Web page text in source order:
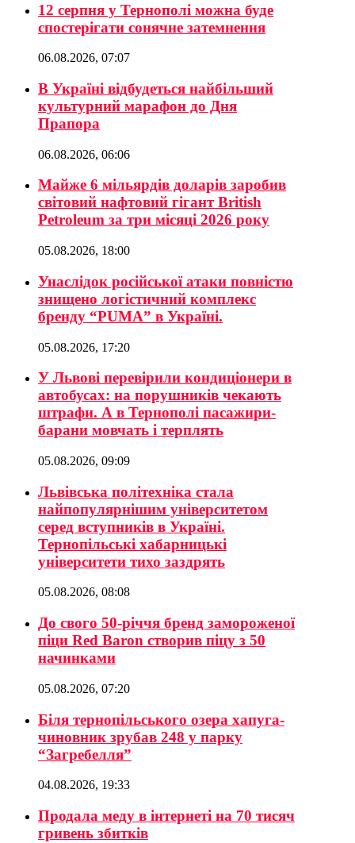
12 серпня у Тернополі можна буде
спостерігати сонячне затемнення
06.08.2026, 07:07
В Україні відбудеться найбільший
культурний марафон до Дня
Прапора
06.08.2026, 06:06
Майже 6 мільярдів доларів заробив
світовий нафтовий гігант British
Petroleum за три місяці 2026 року
05.08.2026, 18:00
Унаслідок російської атаки повністю
знищено логістичний комплекс
бренду “PUMA” в Україні.
05.08.2026, 17:20
У Львові перевірили кондиціонери в
автобусах: на порушників чекають
штрафи. А в Тернополі пасажири-
барани мовчать і терплять
05.08.2026, 09:09
Львівська політехніка стала
найпопулярнішим університетом
серед вступників в Україні.
Тернопільські хабарницькі
університети тихо заздрять
05.08.2026, 08:08
До свого 50-річчя бренд замороженої
піци Red Baron створив піцу з 50
начинками
05.08.2026, 07:20
Біля тернопільського озера хапуга-
чиновник зрубав 248 у парку
“Загребелля”
04.08.2026, 19:33
Продала меду в інтернеті на 70 тисяч
гривень збитків